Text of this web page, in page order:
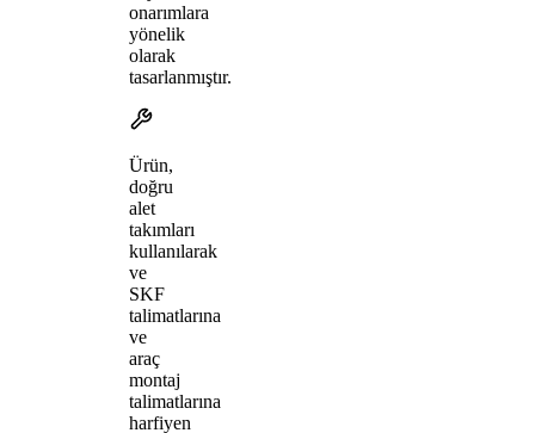
onarımlara
yönelik
olarak
tasarlanmıştır.
Ürün,
doğru
alet
takımları
kullanılarak
ve
SKF
talimatlarına
ve
araç
montaj
talimatlarına
harfiyen